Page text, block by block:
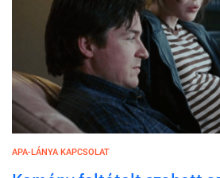
APA-LÁNYA KAPCSOLAT